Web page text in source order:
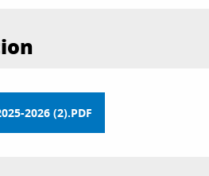
2026 (2).PDF